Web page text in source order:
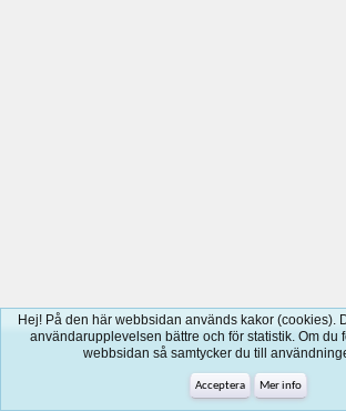
Hej! På den här webbsidan används kakor (cookies).
användarupplevelsen bättre och för statistik. Om du
webbsidan så samtycker du till
Acceptera Mer info